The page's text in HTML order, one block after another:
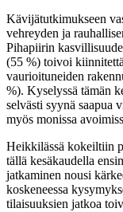
Kävijätutkimukseen
vehreyden ja
Pihapiirin
(55 %) toivoi
vaurioituneiden
%). Kyselyssä tämän
selvästi syynä saapua
myös monissa
Heikkilässä kokeiltiin
tällä kesäkaudella
jatkaminen nousi
koskeneessa
tilaisuuksien jatkoa